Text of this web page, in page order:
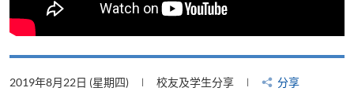
2019年8月22日 (星期四) 校友及学生分享 分享